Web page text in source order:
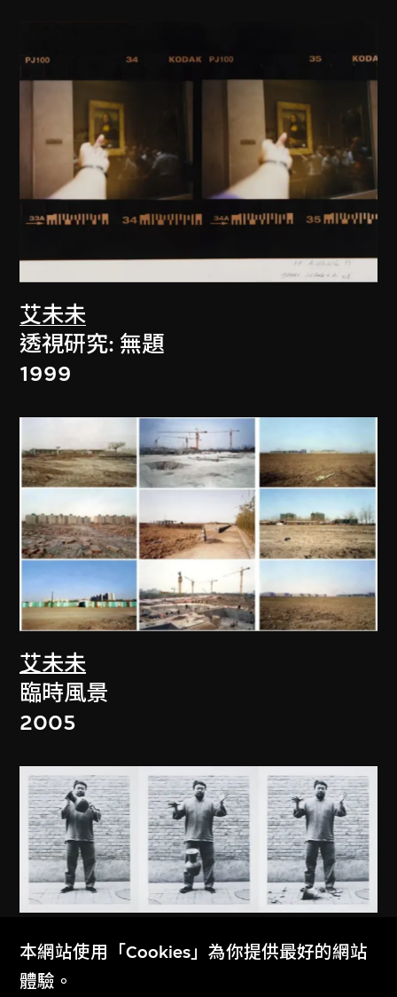
艾未未
透視研究: 無題
1999
艾未未
臨時風景
2005
艾未未
摔一隻漢代的瓦罐
本網站使用「Cookies」為你提供最好的網站
體驗。